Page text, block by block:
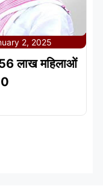
2, 2025
56 लाख महिलाओं